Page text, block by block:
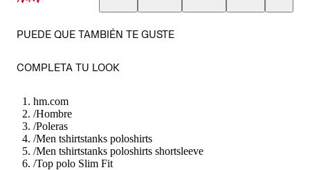
PUEDE QUE TAMBIÉN TE GUSTE
COMPLETA TU LOOK
hm.com
/Hombre
/Poleras
/Men tshirtstanks poloshirts
/Men tshirtstanks poloshirts shortsleeve
/Top polo Slim Fit